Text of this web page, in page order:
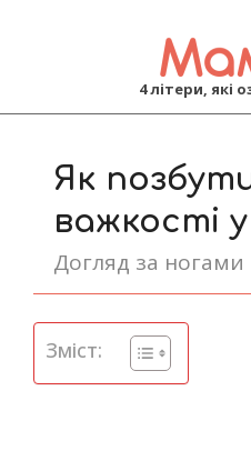
4 літери, які
Як
важкості
Догляд за ногами
Зміст: